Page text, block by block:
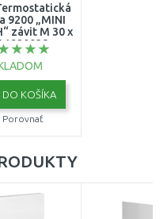
9200 „MINI
závit M 30 x
1920038
DO KOŠÍKA
Porovnať